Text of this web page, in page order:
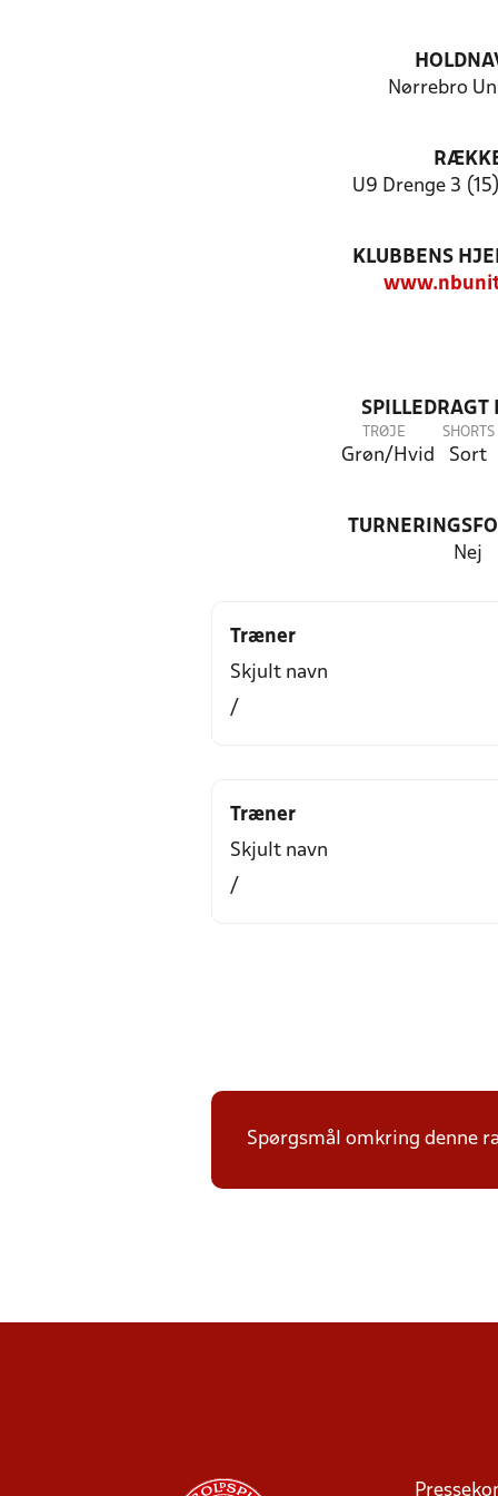
Nørrebro
U9 Drenge 3
KLUBBENS
SPILLEDRAGT
TRØJE
Grøn/Hvid
SHORTS
Sort
Nej
Træner
Skjult navn
/
Træner
Skjult navn
/
Spørgsmål omkring denne